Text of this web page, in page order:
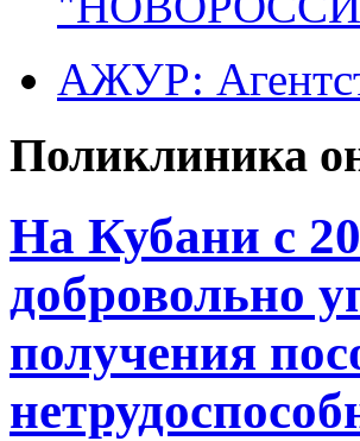
АЖУР:
Поликлиника
На Кубани с
добровольно
получения